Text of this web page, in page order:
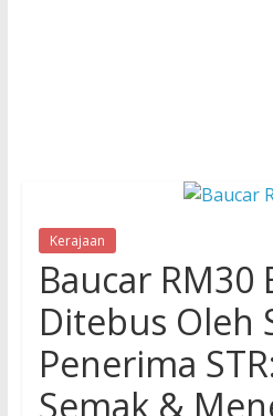
Kerajaan
Baucar RM30
Ditebus Oleh
Penerima
Semak &